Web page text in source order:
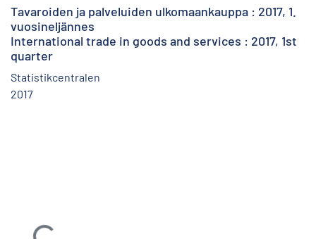
Tavaroiden ja palveluiden ulkomaankauppa : 2017, 1.
vuosineljännes
International trade in goods and services : 2017, 1st
quarter
Statistikcentralen
2017